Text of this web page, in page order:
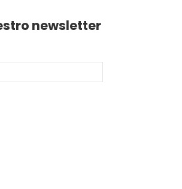
newsletter